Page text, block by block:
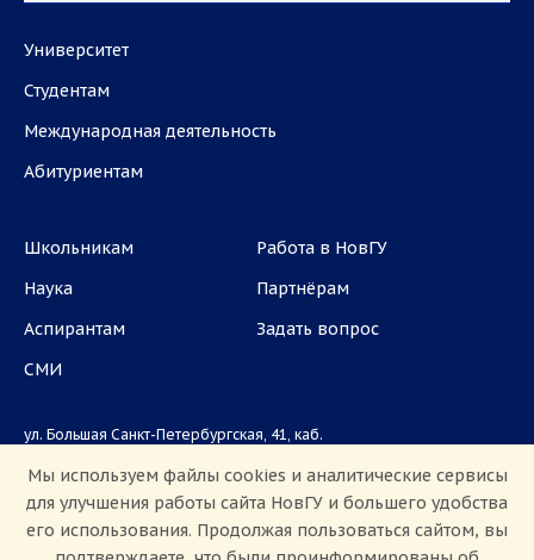
Университет
Студентам
Международная деятельность
Абитуриентам
Школьникам
Наука
Аспирантам
СМИ
Работа в НовГУ
Партнёрам
Задать вопрос
ул. Большая Санкт-Петербургская, 41, каб.
Приемная комиссия: +7(8162)33-20-44
Мы используем файлы cookies и аналитические сервисы
для улучшения работы сайта НовГУ и большего удобства
его использования. Продолжая пользоваться сайтом, вы